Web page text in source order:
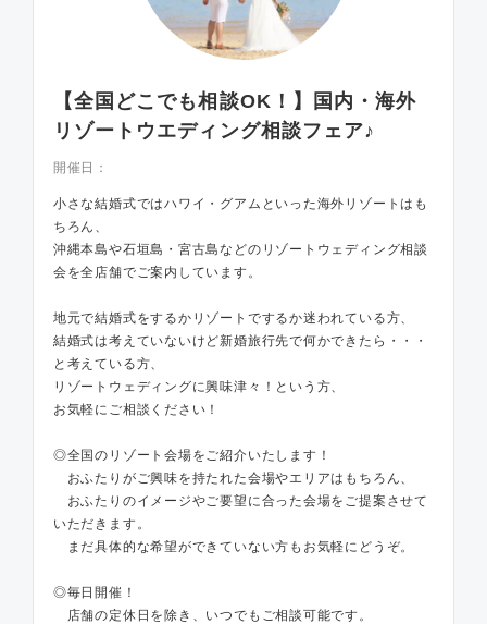
【全国どこでも相談OK！】国内・海外
リゾートウエディング相談フェア♪
開催日：
小さな結婚式ではハワイ・グアムといった海外リゾートはも
ちろん、
沖縄本島や石垣島・宮古島などのリゾートウェディング相談
会を全店舗でご案内しています。
地元で結婚式をするかリゾートでするか迷われている方、
結婚式は考えていないけど新婚旅行先で何かできたら・・・
と考えている方、
リゾートウェディングに興味津々！という方、
お気軽にご相談ください！
◎全国のリゾート会場をご紹介いたします！
おふたりがご興味を持たれた会場やエリアはもちろん、
おふたりのイメージやご要望に合った会場をご提案させて
いただきます。
まだ具体的な希望ができていない方もお気軽にどうぞ。
◎毎日開催！
店舗の定休日を除き、いつでもご相談可能です。